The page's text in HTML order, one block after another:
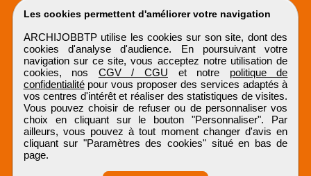
Les cookies permettent d'améliorer votre navigation
ARCHIJOBBTP utilise les cookies sur son site, dont des
cookies d'analyse d'audience. En poursuivant votre
navigation sur ce site, vous acceptez notre utilisation de
cookies, nos CGV / CGU et notre politique de
confidentialitépour vous proposer des services adaptés à
vos centres d'intérêt et réaliser des statistiques de visites.
Vous pouvez choisir de refuser ou de personnaliser vos
choix en cliquant sur le bouton "Personnaliser". Par
ailleurs, vous pouvez à tout moment changer d'avis en
cliquant sur "Paramètres des cookies" situé en bas de
page.